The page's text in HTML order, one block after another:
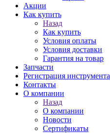
Акции
Как купить
Назад
Как купить
Условия оплаты
Условия доставки
Гарантия на товар
Запчасти
Регистрация инструмента
Контакты
О компании
Назад
О компании
Новости
Сертификаты